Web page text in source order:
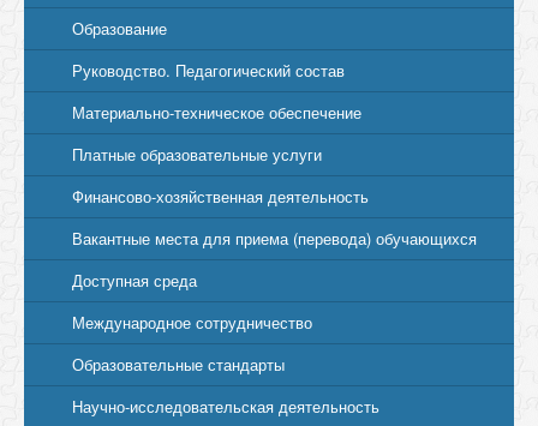
Образование
Руководство. Педагогический состав
Материально-техническое обеспечение
Платные образовательные услуги
Финансово-хозяйственная деятельность
Вакантные места для приема (перевода) обучающихся
Доступная среда
Международное сотрудничество
Образовательные стандарты
Научно-исследовательская деятельность